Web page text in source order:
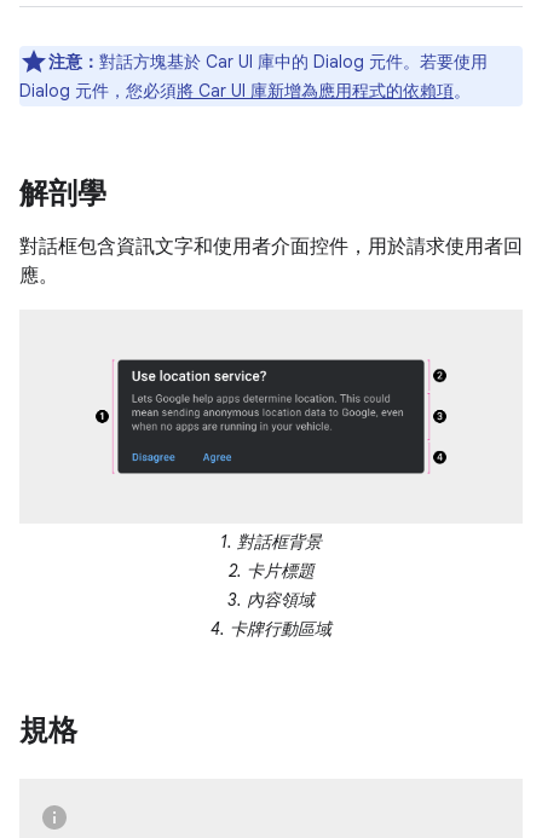
注意： 對話方塊基於 Car UI 庫中的 Dialog 元件。若要使用
Dialog 元件，您必須將 Car UI 庫新增為應用程式的依賴項。
解剖學
對話框包含資訊文字和使用者介面控件，用於請求使用者回
應。
1. 對話框背景
2. 卡片標題
3. 內容領域
4. 卡牌行動區域
規格